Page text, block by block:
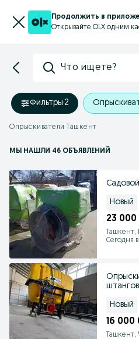
Продолжить в
Открывайте OLX одним
Что ищете?
Фильтры·2
Опрыскиватели Ташкент
МЫ НАШЛИ 46 ОБЪЯВЛЕНИЙ
Новый
23
Сегодня в
Новый
16 000